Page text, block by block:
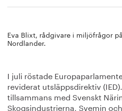
Eva Blixt, rådgivare i miljöfrågor
Nordlander.
I juli röstade
reviderat utsläppsdirektiv
tillsammans med Svenskt
Skogsindustrierna, Svemin